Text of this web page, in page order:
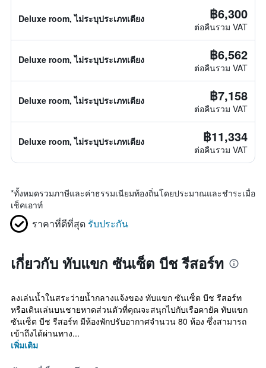
Deluxe room, ไม่ระบุประเภทเตียง ฿6,300
ต่อคืนรวม VAT
Deluxe room, ไม่ระบุประเภทเตียง ฿6,562
ต่อคืนรวม VAT
Deluxe room, ไม่ระบุประเภทเตียง ฿7,158
ต่อคืนรวม VAT
Deluxe room, ไม่ระบุประเภทเตียง ฿11,334
ต่อคืนรวม VAT
*ทั้งหมดรวมภาษีและค่าธรรมเนียมท้องถิ่นโดยประมาณและชำระเมื่อ
เช็คเอาท์
ราคาที่ดีที่สุด รับประกัน
เกี่ยวกับ ทับแขก ซันเซ็ต บีช รีสอร์ท
ลงเล่นน้ำในสระว่ายน้ำกลางแจ้งของ ทับแขก ซันเซ็ต บีช รีสอร์ท
หรือเดินเล่นบนชายหาดส่วนตัวที่คุณจะสนุกไปกับเรือคายัค ทับแขก
ซันเซ็ต บีช รีสอร์ท มีห้องพักปรับอากาศจำนวน 80 ห้อง ซึ่งสามารถ
เข้าถึงได้ผ่านทาง...
เพิ่มเติม